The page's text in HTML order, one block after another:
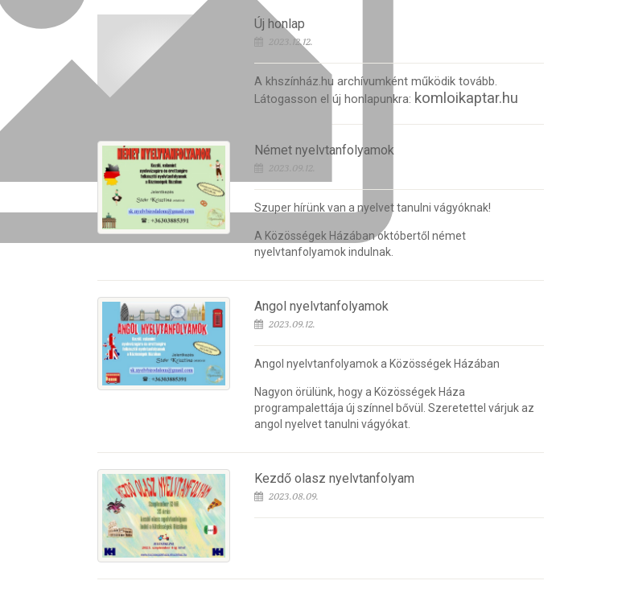
Új honlap
2023.12.12.
A khszínház.hu archívumként működik tovább.
Látogasson el új honlapunkra: komloikaptar.hu
Német nyelvtanfolyamok
2023.09.12.
Szuper hírünk van a nyelvet tanulni vágyóknak!
A Közösségek Házában októbertől német
nyelvtanfolyamok indulnak.
Angol nyelvtanfolyamok
2023.09.12.
Angol nyelvtanfolyamok a Közösségek Házában
Nagyon örülünk, hogy a Közösségek Háza
programpalettája új színnel bővül. Szeretettel várjuk az
angol nyelvet tanulni vágyókat.
Kezdő olasz nyelvtanfolyam
2023.08.09.